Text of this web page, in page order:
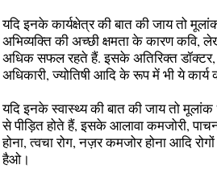
यदि इनके कार्यक्षेत्र की बात की जाय तो
अभिव्यक्ति की अच्छी क्षमता के कारण कवि,
अधिक सफल रहते हैं. इसके अतिरिक्त
अधिकारी, ज्योतिषी आदि के रूप में भी ये
यदि इनके स्वास्थ्य की बात की जाय तो मूलांक
से पीड़ित होते हैं, इसके आलावा कमजोरी,
होना, त्वचा रोग, नज़र कमजोर होना आदि
हैओ।